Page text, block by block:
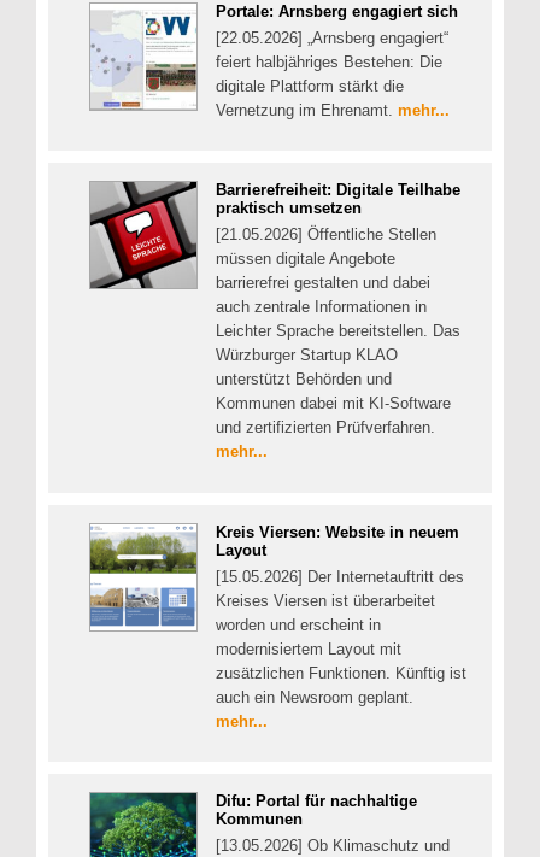
Portale: Arnsberg engagiert sich
[22.05.2026] „Arnsberg engagiert“
feiert halbjähriges Bestehen: Die
digitale Plattform stärkt die
Vernetzung im Ehrenamt. mehr...
Barrierefreiheit: Digitale Teilhabe
praktisch umsetzen
[21.05.2026] Öffentliche Stellen
müssen digitale Angebote
barrierefrei gestalten und dabei
auch zentrale Informationen in
Leichter Sprache bereitstellen. Das
Würzburger Startup KLAO
unterstützt Behörden und
Kommunen dabei mit KI-Software
und zertifizierten Prüfverfahren.
mehr...
Kreis Viersen: Website in neuem
Layout
[15.05.2026] Der Internetauftritt des
Kreises Viersen ist überarbeitet
worden und erscheint in
modernisiertem Layout mit
zusätzlichen Funktionen. Künftig ist
auch ein Newsroom geplant.
mehr...
Difu: Portal für nachhaltige
Kommunen
[13.05.2026] Ob Klimaschutz und